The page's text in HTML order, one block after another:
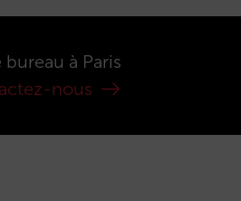
bureau à Paris
nous